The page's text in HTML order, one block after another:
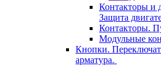
Контакторы и
Защита
Контакторы.
Модульные
Кнопки.
арматура.